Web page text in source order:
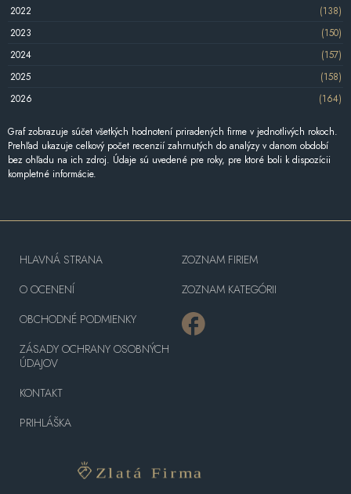
2022
(138)
2023
(150)
2024
(157)
2025
(158)
2026
(164)
Graf zobrazuje súčet všetkých hodnotení priradených firme v jednotlivých rokoch.
Prehľad ukazuje celkový počet recenzií zahrnutých do analýzy v danom období
bez ohľadu na ich zdroj. Údaje sú uvedené pre roky, pre ktoré boli k dispozícii
kompletné informácie.
HLAVNÁ STRANA
O OCENENÍ
OBCHODNÉ PODMIENKY
ZÁSADY OCHRANY OSOBNÝCH
ÚDAJOV
KONTAKT
PRIHLÁŠKA
ZOZNAM FIRIEM
ZOZNAM KATEGÓRII